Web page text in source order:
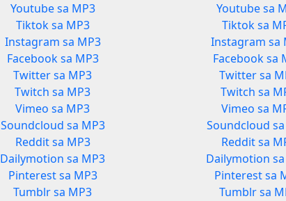
Youtube sa MP3
Tiktok sa MP3
Instagram sa MP3
Facebook sa MP3
Twitter sa MP3
Twitch sa MP3
Vimeo sa MP3
Soundcloud sa MP3
Reddit sa MP3
Dailymotion sa MP3
Pinterest sa MP3
Tumblr sa MP3
Youtube sa
Tiktok sa
Instagram sa
Facebook sa
Twitter sa
Twitch sa
Vimeo sa
Soundcloud
Reddit sa
Dailymotion
Pinterest sa
Tumblr sa